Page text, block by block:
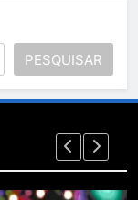
PESQUISAR